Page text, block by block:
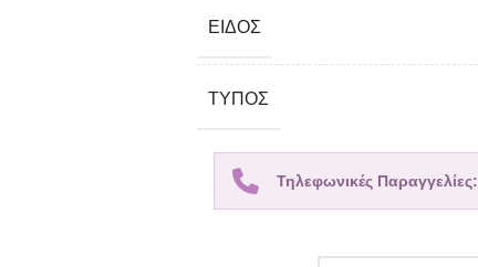
ΕΊΔΟΣ
TΎΠΟΣ
Τηλεφωνικές Παραγγελίες: